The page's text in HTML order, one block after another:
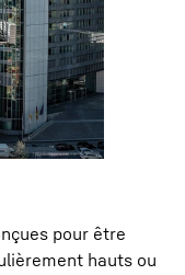
pour être
hauts ou